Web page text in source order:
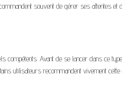
souvent de gérer ses attentes et
compétents. Avant de se lancer dans ce
utilisateurs recommandent vivement cette